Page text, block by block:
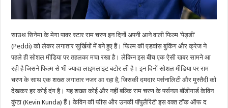
साउथ सिनेमा के मेगा पावर स्टार राम चरण इन दिनों अपनी आने वाली फिल्म 'पेड्डी'
(Peddi) को लेकर लगातार सुर्खियों में बने हुए हैं। फिल्म की एडवांस बुकिंग और क्रेज ने
पहले ही सोशल मीडिया पर तहलका मचा रखा है। लेकिन इस बीच एक ऐसी खबर सामने आ
रही है जिसने फिल्म से भी ज्यादा लाइमलाइट बटोर ली है। इन दिनों सोशल मीडिया पर राम
चरण के साथ एक शख्स लगातार नजर आ रहा है, जिसकी दमदार पर्सनालिटी और मुस्तैदी को
देखकर हर कोई दंग है। यह शख्स कोई और नहीं बल्कि राम चरण के पर्सनल बॉडीगार्ड केविन
कुंटा (Kevin Kunda) हैं। केविन की फीस और उनकी पॉपुलैरिटी इस वक्त टॉक ऑफ द